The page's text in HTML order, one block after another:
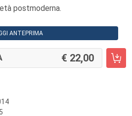
postmoderna.
ANTEPRIMA
22,00